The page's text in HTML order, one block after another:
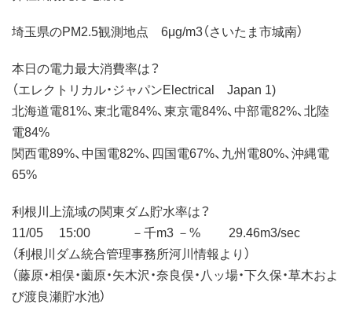
埼玉県のPM2.5観測地点 6μg/m3（さいたま市城南）
本日の電力最大消費率は？
（エレクトリカル・ジャパンElectrical Japan 1)
北海道電81%、東北電84%、東京電84%、中部電82%、北陸
電84%
関西電89%、中国電82%、四国電67%、九州電80%、沖縄電
65%
利根川上流域の関東ダム貯水率は？
11/05 15:00 －千m3 －% 29.46m3/sec
（利根川ダム統合管理事務所河川情報より）
（藤原・相俣・薗原・矢木沢・奈良俣・八ッ場・下久保・草木およ
び渡良瀬貯水池）